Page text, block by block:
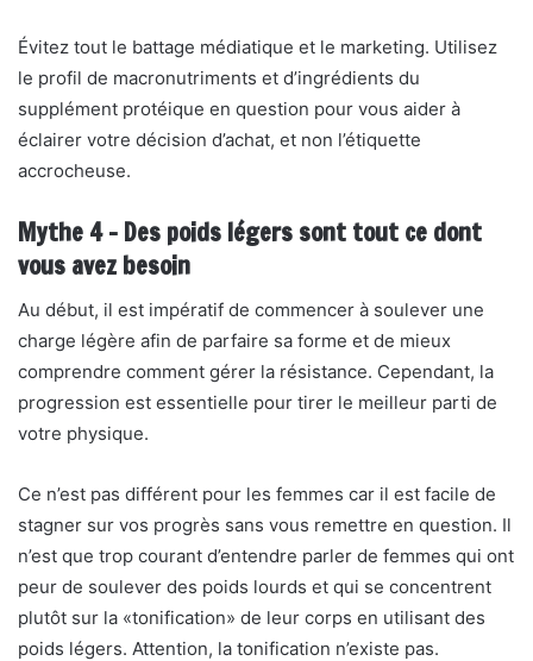
Évitez tout le battage médiatique et le marketing. Utilisez
le profil de macronutriments et d’ingrédients du
supplément protéique en question pour vous aider à
éclairer votre décision d’achat, et non l’étiquette
accrocheuse.
Mythe 4 – Des poids légers sont tout ce dont
vous avez besoin
Au début, il est impératif de commencer à soulever une
charge légère afin de parfaire sa forme et de mieux
comprendre comment gérer la résistance. Cependant, la
progression est essentielle pour tirer le meilleur parti de
votre physique.
Ce n’est pas différent pour les femmes car il est facile de
stagner sur vos progrès sans vous remettre en question. Il
n’est que trop courant d’entendre parler de femmes qui ont
peur de soulever des poids lourds et qui se concentrent
plutôt sur la «tonification» de leur corps en utilisant des
poids légers. Attention, la tonification n’existe pas.